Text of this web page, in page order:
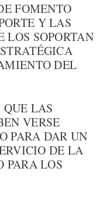
FOMENTO
Y LAS
LOS SOPORTAN
DEL
LAS
VERSE
PARA DAR UN
DE LA
PARA LOS